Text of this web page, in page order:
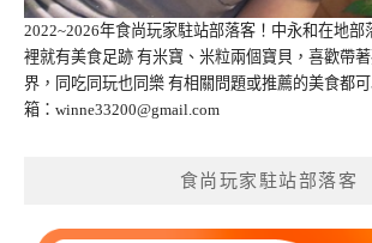
2022~2026年食尚玩家駐站部落客！中永和在地部
裡就有美食足跡 有米寶、米粒兩個寶貝，喜歡帶
界，同吃同玩也同樂 有相關問題或推薦的美食都
箱： winne33200@gmail.com
食尚玩家駐站部落客